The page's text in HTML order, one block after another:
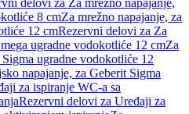
delovi za Za mrežno napajanje,
8 cmZa mrežno napajanje, za
12 cmRezervni delovi za Za
ugradne vodokotliće 12 cmZa
ugradne vodokotliće 12
napajanje, za Geberit Sigma
za ispiranje WC-a sa
Rezervni delovi za Uređaji za